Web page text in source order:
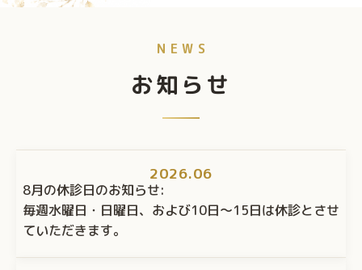
NEWS
お知らせ
2026.06
8月の休診日のお知らせ:
毎週水曜日・日曜日、および10日〜15日は休診とさせ
ていただきます。